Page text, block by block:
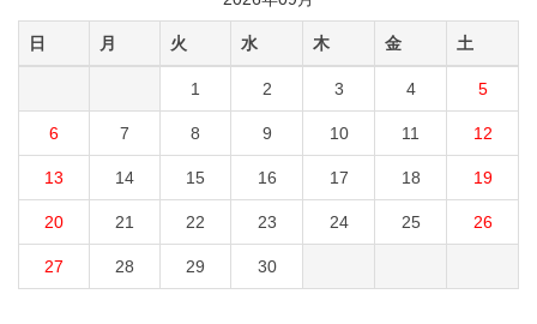
日 月 火 水 木 金 土
1 2 3 4 5
6 7 8 9 10 11 12
13 14 15 16 17 18 19
20 21 22 23 24 25 26
27 28 29 30